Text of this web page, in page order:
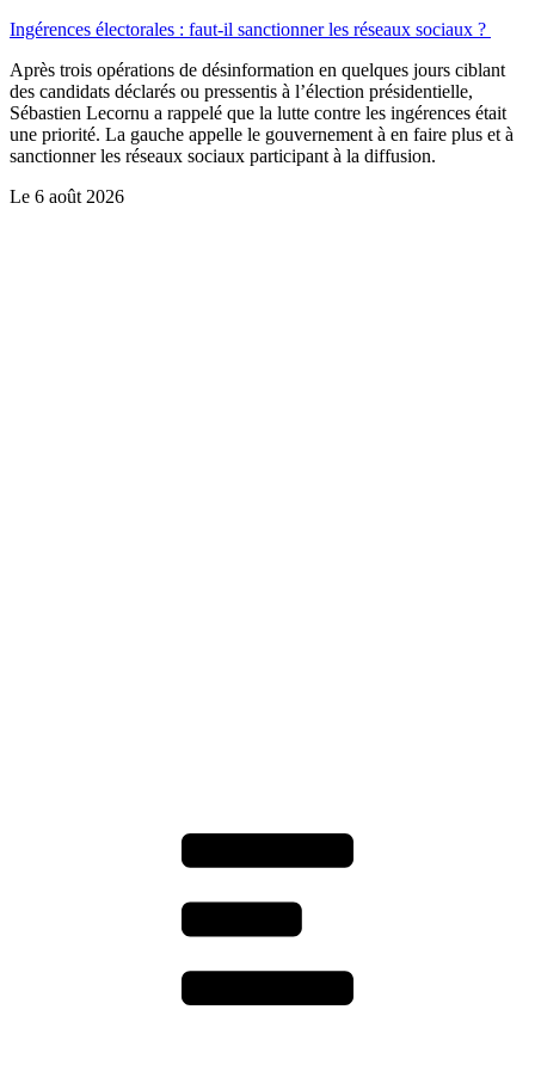
Ingérences électorales : faut-il sanctionner les réseaux sociaux ?
Après trois opérations de désinformation en quelques jours ciblant
des candidats déclarés ou pressentis à l’élection présidentielle,
Sébastien Lecornu a rappelé que la lutte contre les ingérences était
une priorité. La gauche appelle le gouvernement à en faire plus et à
sanctionner les réseaux sociaux participant à la diffusion.
Le 6 août 2026